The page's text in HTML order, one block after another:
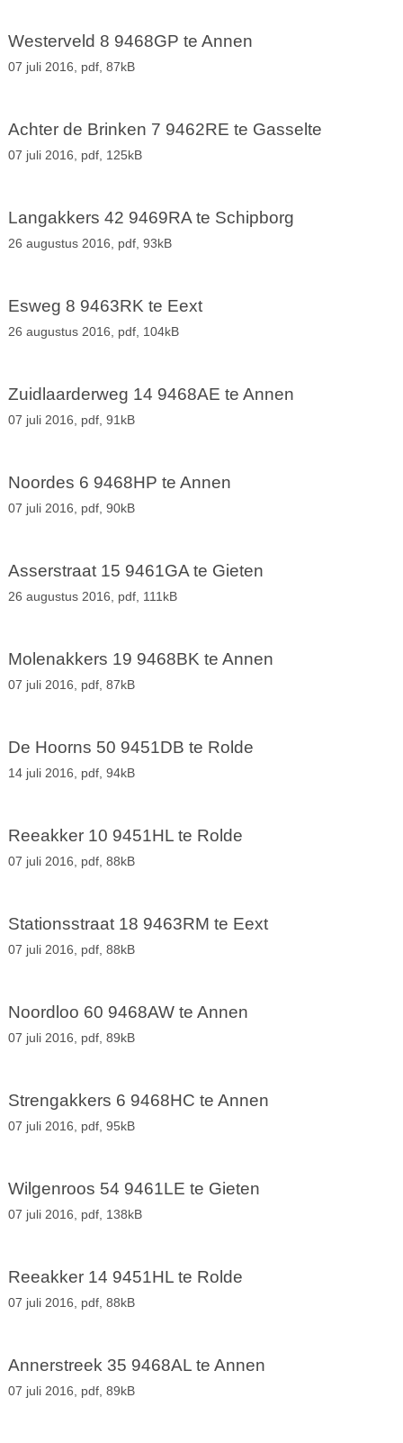
Westerveld 8 9468GP te Annen
07 juli 2016, pdf, 87kB
Achter de Brinken 7 9462RE te Gasselte
07 juli 2016, pdf, 125kB
Langakkers 42 9469RA te Schipborg
26 augustus 2016, pdf, 93kB
Esweg 8 9463RK te Eext
26 augustus 2016, pdf, 104kB
Zuidlaarderweg 14 9468AE te Annen
07 juli 2016, pdf, 91kB
Noordes 6 9468HP te Annen
07 juli 2016, pdf, 90kB
Asserstraat 15 9461GA te Gieten
26 augustus 2016, pdf, 111kB
Molenakkers 19 9468BK te Annen
07 juli 2016, pdf, 87kB
De Hoorns 50 9451DB te Rolde
14 juli 2016, pdf, 94kB
Reeakker 10 9451HL te Rolde
07 juli 2016, pdf, 88kB
Stationsstraat 18 9463RM te Eext
07 juli 2016, pdf, 88kB
Noordloo 60 9468AW te Annen
07 juli 2016, pdf, 89kB
Strengakkers 6 9468HC te Annen
07 juli 2016, pdf, 95kB
Wilgenroos 54 9461LE te Gieten
07 juli 2016, pdf, 138kB
Reeakker 14 9451HL te Rolde
07 juli 2016, pdf, 88kB
Annerstreek 35 9468AL te Annen
07 juli 2016, pdf, 89kB